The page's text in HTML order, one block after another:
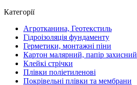
Категорії
Агротканина, Геотекстиль
Гідроізоляція фундаменту
Герметики, монтажні піни
Картон малярний, папір захисний
Клейкі стрічки
Плівки поліетиленові
Покрівельні плівки та мембрани